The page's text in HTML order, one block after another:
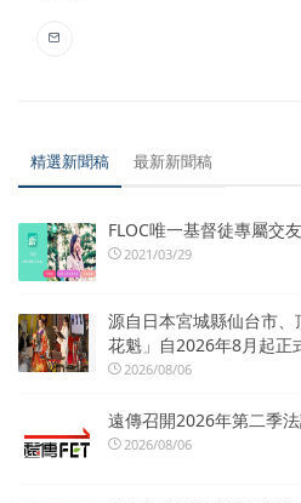
精選新聞稿 最新新聞稿
FLOC唯一基督徒專屬交
2021/03/29
源自日本宮城縣仙台市
花魁」自2026年8月起正
2026/08/06
遠傳召開2026年第二季
2026/08/06